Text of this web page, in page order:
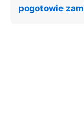
pogotowie